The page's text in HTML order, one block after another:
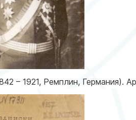
– 1921, Ремплин, Германия).